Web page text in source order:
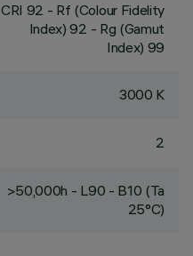
CRI 92 - Rf (Colour Fidelity
Index) 92 - Rg (Gamut
Index) 99
3000 K
2
>50,000h - L90 - B10 (Ta
25°C)